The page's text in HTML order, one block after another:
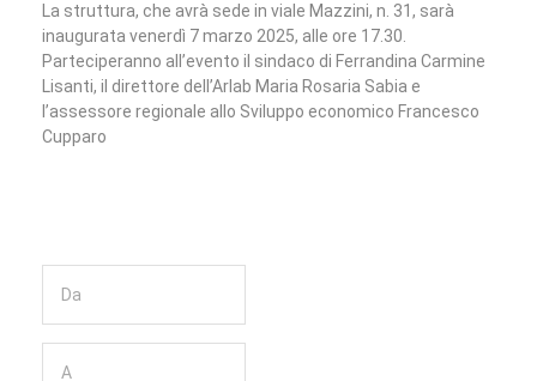
La struttura, che avrà sede in viale Mazzini, n. 31, sarà
inaugurata venerdì 7 marzo 2025, alle ore 17.30.
Parteciperanno all’evento il sindaco di Ferrandina Carmine
Lisanti, il direttore dell’Arlab Maria Rosaria Sabia e
l’assessore regionale allo Sviluppo economico Francesco
Cupparo